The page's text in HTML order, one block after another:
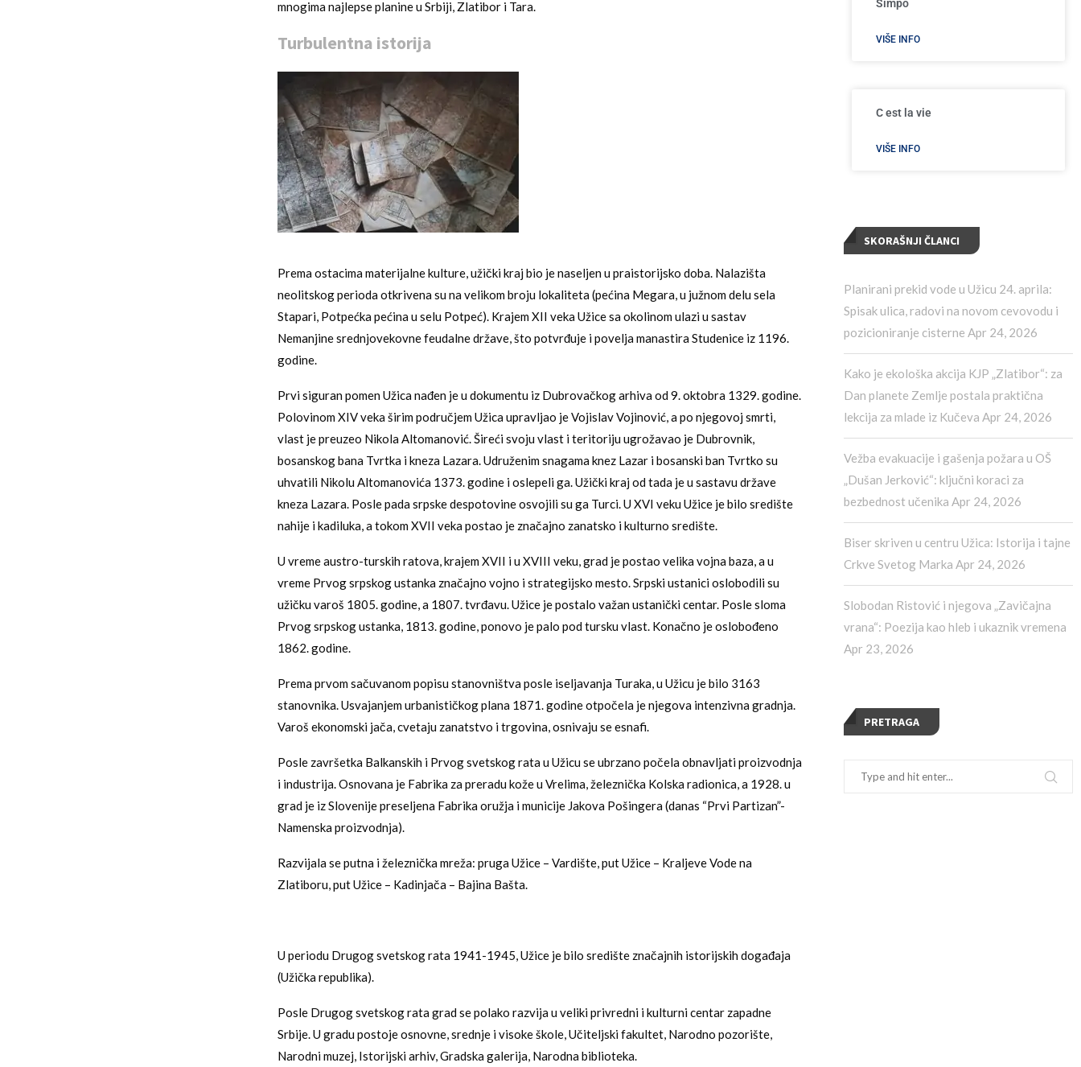
mnogima najlepse planine u Srbiji, Zlatibor i Tara.
Turbulentna istorija
Prema ostacima materijalne kulture, užički kraj bio je naseljen u praistorijsko doba. Nalazišta
neolitskog perioda otkrivena su na velikom broju lokaliteta (pećina Megara, u južnom delu sela
Stapari, Potpećka pećina u selu Potpeć). Krajem XII veka Užice sa okolinom ulazi u sastav
Nemanjine srednjovekovne feudalne države, što potvrđuje i povelja manastira Studenice iz 1196.
godine.
Prvi siguran pomen Užica nađen je u dokumentu iz Dubrovačkog arhiva od 9. oktobra 1329. godine.
Polovinom XIV veka širim područjem Užica upravljao je Vojislav Vojinović, a po njegovoj smrti,
vlast je preuzeo Nikola Altomanović. Šireći svoju vlast i teritoriju ugrožavao je Dubrovnik,
bosanskog bana Tvrtka i kneza Lazara. Udruženim snagama knez Lazar i bosanski ban Tvrtko su
uhvatili Nikolu Altomanovića 1373. godine i oslepeli ga. Užički kraj od tada je u sastavu države
kneza Lazara. Posle pada srpske despotovine osvojili su ga Turci. U XVI veku Užice je bilo središte
nahije i kadiluka, a tokom XVII veka postao je značajno zanatsko i kulturno središte.
U vreme austro-turskih ratova, krajem XVII i u XVIII veku, grad je postao velika vojna baza, a u
vreme Prvog srpskog ustanka značajno vojno i strategijsko mesto. Srpski ustanici oslobodili su
užičku varoš 1805. godine, a 1807. tvrđavu. Užice je postalo važan ustanički centar. Posle sloma
Prvog srpskog ustanka, 1813. godine, ponovo je palo pod tursku vlast. Konačno je oslobođeno
1862. godine.
Prema prvom sačuvanom popisu stanovništva posle iseljavanja Turaka, u Užicu je bilo 3163
stanovnika. Usvajanjem urbanističkog plana 1871. godine otpočela je njegova intenzivna gradnja.
Varoš ekonomski jača, cvetaju zanatstvo i trgovina, osnivaju se esnafi.
Posle završetka Balkanskih i Prvog svetskog rata u Užicu se ubrzano počela obnavljati proizvodnja
i industrija. Osnovana je Fabrika za preradu kože u Vrelima, železnička Kolska radionica, a 1928. u
grad je iz Slovenije preseljena Fabrika oružja i municije Jakova Pošingera (danas “Prvi Partizan”-
Namenska proizvodnja).
Razvijala se putna i železnička mreža: pruga Užice – Vardište, put Užice – Kraljeve Vode na
Zlatiboru, put Užice – Kadinjača – Bajina Bašta.
U periodu Drugog svetskog rata 1941-1945, Užice je bilo središte značajnih istorijskih događaja
(Užička republika).
Posle Drugog svetskog rata grad se polako razvija u veliki privredni i kulturni centar zapadne
Srbije. U gradu postoje osnovne, srednje i visoke škole, Učiteljski fakultet, Narodno pozorište,
Narodni muzej, Istorijski arhiv, Gradska galerija, Narodna biblioteka.
Simpo
VIŠE INFO
C est la vie
VIŠE INFO
SKORAŠNJI ČLANCI
Planirani prekid vode u Užicu 24. aprila:
Spisak ulica, radovi na novom cevovodu i
pozicioniranje cisterne Apr 24, 2026
Kako je ekološka akcija KJP „Zlatibor“: za
Dan planete Zemlje postala praktična
lekcija za mlade iz Kučeva Apr 24, 2026
Vežba evakuacije i gašenja požara u OŠ
„Dušan Jerković“: ključni koraci za
bezbednost učenika Apr 24, 2026
Biser skriven u centru Užica: Istorija i tajne
Crkve Svetog Marka Apr 24, 2026
Slobodan Ristović i njegova „Zavičajna
vrana“: Poezija kao hleb i ukaznik vremena
Apr 23, 2026
PRETRAGA